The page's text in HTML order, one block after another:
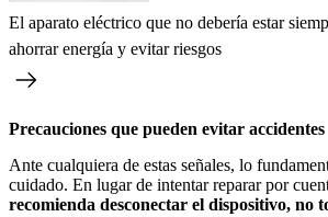
El aparato eléctrico que no debería estar
ahorrar energía y evitar riesgos
Precauciones que pueden evitar accidentes
Ante cualquiera de estas señales, lo
cuidado. En lugar de intentar reparar por
recomienda desconectar el dispositivo, no